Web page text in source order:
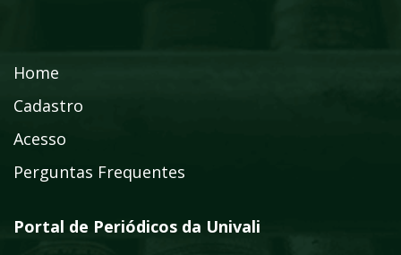
Home
Cadastro
Acesso
Perguntas Frequentes
Portal de Periódicos da Univali